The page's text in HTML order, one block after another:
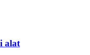
alat